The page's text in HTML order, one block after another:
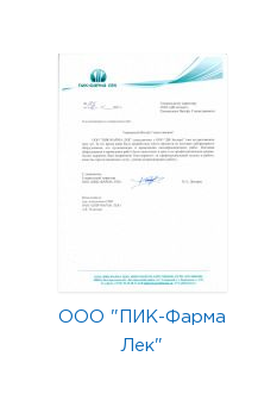
ООО "ПИК-Фарма
Лек"